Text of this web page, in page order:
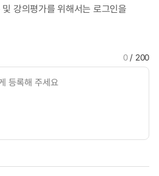
강의평가를 위해서는 로그인을
0/ 200